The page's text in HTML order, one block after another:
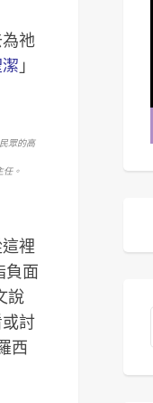
祂
」
眾的高
任。
裡
負面
說
討
西